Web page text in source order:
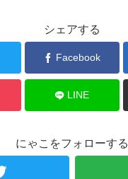
シェアする
Facebook
LINE
にゃこをフォローする